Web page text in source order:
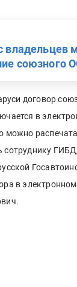
владельцев
союзного
договор
в
можно
сотруднику
в